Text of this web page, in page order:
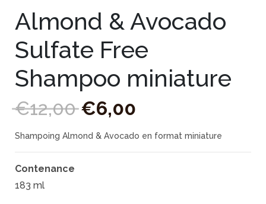
Almond & Avocado
Sulfate Free
Shampoo miniature
€12,00 €6,00
Shampoing Almond & Avocado en format miniature
Contenance
183 ml